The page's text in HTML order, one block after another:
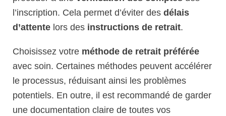
l’inscription. Cela permet d’éviter des délais
d’attente lors des instructions de retrait.
Choisissez votre méthode de retrait préférée
avec soin. Certaines méthodes peuvent accélérer
le processus, réduisant ainsi les problèmes
potentiels. En outre, il est recommandé de garder
une documentation claire de toutes vos